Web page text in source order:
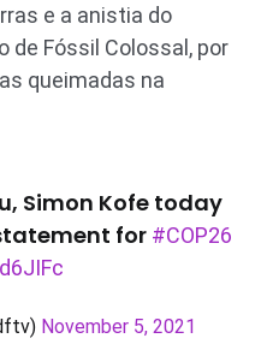
e a anistia do
de Fóssil Colossal, por
queimadas na
Simon Kofe today
for #COP26
November 5, 2021